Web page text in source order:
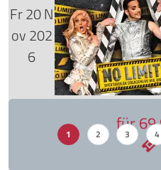
für
Fr20N
ov202
6
für
1 2 3 4